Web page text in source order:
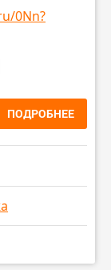
0Nn?
ПОДРОБНЕЕ